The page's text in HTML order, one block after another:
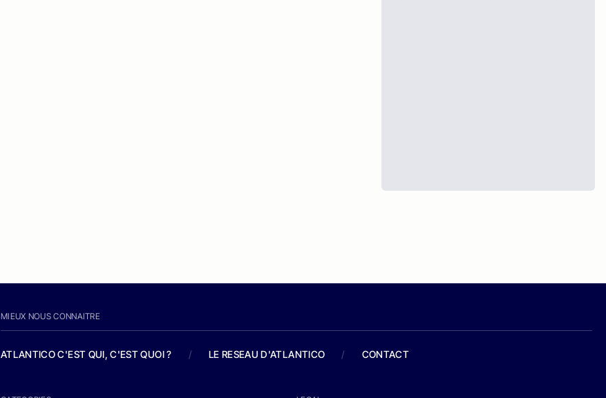
MIEUX NOUS CONNAITRE
ATLANTICO C'EST QUI, C'EST QUOI ? / LE RESEAU D'ATLANTICO / CONTACT